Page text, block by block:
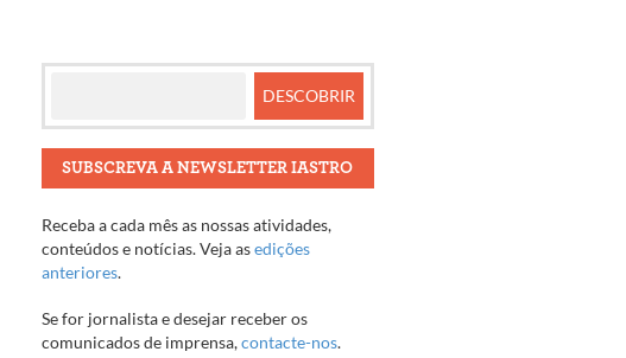
SUBSCREVA A NEWSLETTER IASTRO
Receba a cada mês as nossas atividades,
conteúdos e notícias. Veja asedições
anteriores.
Se for jornalista e desejar receber os
comunicados de imprensa,contacte-nos.